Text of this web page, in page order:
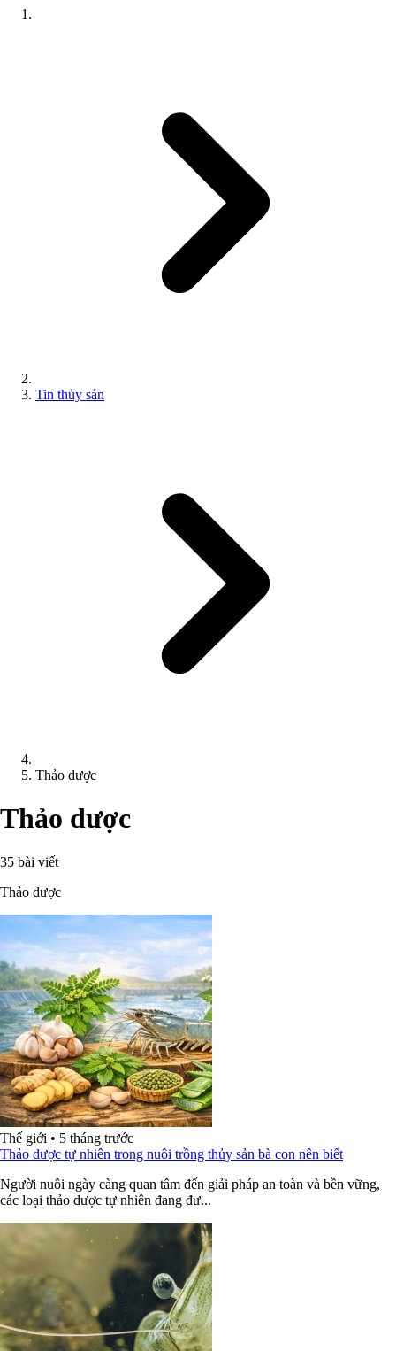
Tin thủy sản
Thảo dược
Thảo dược
35 bài viết
Thảo dược
Thế giới • 5 tháng trước
Thảo dược tự nhiên trong nuôi trồng thủy sản bà con nên biết
Người nuôi ngày càng quan tâm đến giải pháp an toàn và bền vững,
các loại thảo dược tự nhiên đang đư...